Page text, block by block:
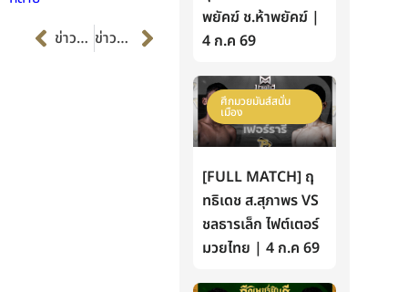
Prevข่าวก่อนหน้า ข่าวต่อไป Next
พยัคฆ์ ช.ห้าพยัคฆ์ |
4 ก.ค 69
ศึกมวยมันส์สนั่น
เมือง
[FULL MATCH] ฤ
ทธิเดช ส.สุภาพร VS
ชลธารเล็ก ไฟต์เตอร์
มวยไทย | 4 ก.ค 69